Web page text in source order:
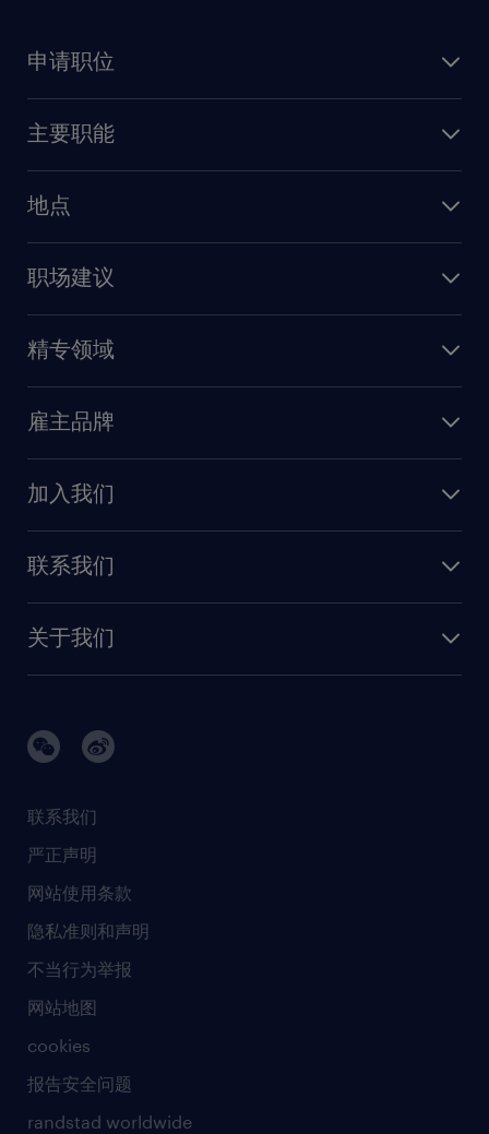
申请职位
找工作
主要职能
保险
地点
北京
苏州
职场建议
职业发展
精专领域
业务支持
保险
制造业与研发
生命科学
销售、营销与沟通
雇主品牌
加入我们
我们的优势
联系我们
需求服务
关于我们
璀璨荣耀
任仕达调研报告
联系我们
严正声明
网站使用条款
隐私准则和声明
不当行为举报
网站地图
cookies
报告安全问题
randstad worldwide